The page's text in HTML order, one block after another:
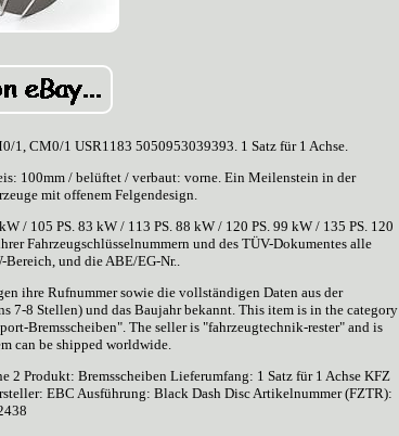
1, CM0/1 USR1183 5050953039393. 1 Satz für 1 Achse.
100mm / belüftet / verbaut: vorne. Ein Meilenstein in der
mit offenem Felgendesign.
/ 105 PS. 83 kW / 113 PS. 88 kW / 120 PS. 99 kW / 135 PS. 120
Fahrzeugschlüsselnummern und des TÜV-Dokumentes alle
Bereich, und die ABE/EG-Nr..
ihre Rufnummer sowie die vollständigen Daten aus der
7-8 Stellen) und das Baujahr bekannt. This item is in the category
Bremsscheiben". The seller is "fahrzeugtechnik-rester" and is
can be shipped worldwide.
2 Produkt: Bremsscheiben Lieferumfang: 1 Satz für 1 Achse KFZ
EBC Ausführung: Black Dash DiscArtikelnummer (FZTR):